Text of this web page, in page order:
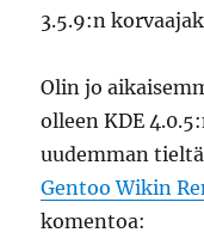
3.5.9:n
Olin jo
olleen KDE
uudemman
Gentoo Wikin
komentoa: